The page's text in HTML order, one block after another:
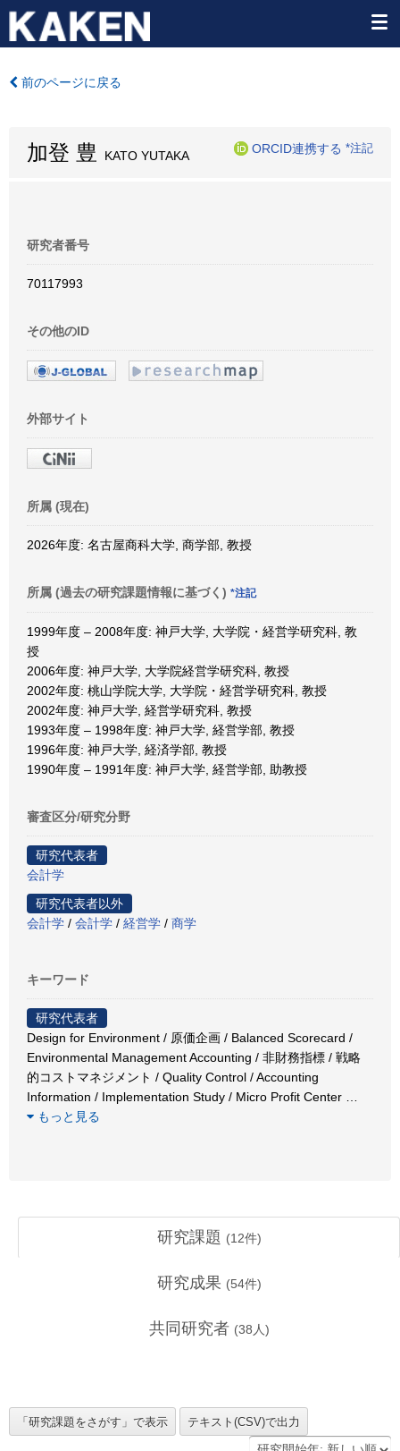
前のページに戻る
加登 豊 KATO YUTAKA
ORCID連携する *注記
研究者番号
70117993
その他のID
外部サイト
所属 (現在)
2026年度: 名古屋商科大学, 商学部, 教授
所属 (過去の研究課題情報に基づく) *注記
1999年度 – 2008年度: 神戸大学, 大学院・経営学研究科, 教
授
2006年度: 神戸大学, 大学院経営学研究科, 教授
2002年度: 桃山学院大学, 大学院・経営学研究科, 教授
2002年度: 神戸大学, 経営学研究科, 教授
1993年度 – 1998年度: 神戸大学, 経営学部, 教授
1996年度: 神戸大学, 経済学部, 教授
1990年度 – 1991年度: 神戸大学, 経営学部, 助教授
審査区分/研究分野
研究代表者
会計学
研究代表者以外
会計学 / 会計学 / 経営学 / 商学
キーワード
研究代表者
Design for Environment / 原価企画 / Balanced Scorecard /
Environmental Management Accounting / 非財務指標 / 戦略
的コストマネジメント / Quality Control / Accounting
Information / Implementation Study / Micro Profit Center
もっと見る
研究課題 (12件)
研究成果 (54件)
共同研究者 (38 人)